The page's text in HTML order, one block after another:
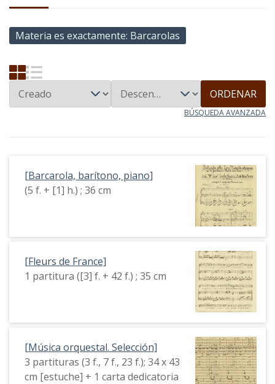
Materia es exactamente Barcarolas
ORDENAR
BÚSQUEDA AVANZADA
[Barcarola, barítono, piano]
(5 f. + [1] h.) ; 36 cm
[Fleurs de France]
1 partitura ([3] f. + 42 f.) ; 35 cm
[Música orquestal. Selección]
3 partituras (3 f., 7 f., 23 f.); 34 x 43
cm [estuche] + 1 carta dedicatoria